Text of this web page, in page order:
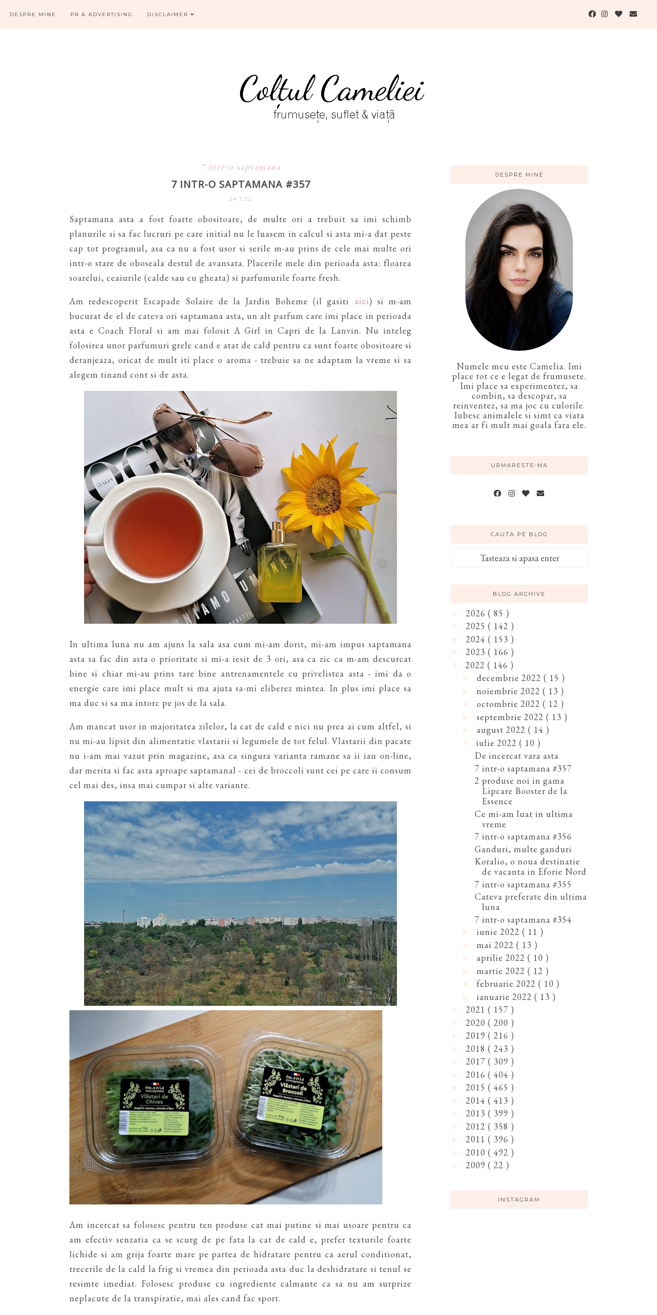
DESPRE MINE PR & ADVERTISING DISCLAIMER
7 intr-o saptamana
7 INTR-O SAPTAMANA #357
24.7.22
Saptamana asta a fost foarte obositoare, de multe ori a trebuit sa imi schimb
planurile si sa fac lucruri pe care initial nu le luasem in calcul si asta mi-a dat peste
cap tot programul, asa ca nu a fost usor si serile m-au prins de cele mai multe ori
intr-o stare de oboseala destul de avansata. Placerile mele din perioada asta: floarea
soarelui, ceaiurile (calde sau cu gheata) si parfumurile foarte fresh.
Am redescoperit Escapade Solaire de la Jardin Boheme (il gasiti aici) si m-am
bucurat de el de cateva ori saptamana asta, un alt parfum care imi place in perioada
asta e Coach Floral si am mai folosit A Girl in Capri de la Lanvin. Nu inteleg
folosirea unor parfumuri grele cand e atat de cald pentru ca sunt foarte obositoare si
deranjeaza, oricat de mult iti place o aroma - trebuie sa ne adaptam la vreme si sa
alegem tinand cont si de asta.
In ultima luna nu am ajuns la sala asa cum mi-am dorit, mi-am impus saptamana
asta sa fac din asta o prioritate si mi-a iesit de 3 ori, asa ca zic ca m-am descurcat
bine si chiar mi-au prins tare bine antrenamentele cu privelistea asta - imi da o
energie care imi place mult si ma ajuta sa-mi eliberez mintea. In plus imi place sa
ma duc si sa ma intorc pe jos de la sala.
Am mancat usor in majoritatea zilelor, la cat de cald e nici nu prea ai cum altfel, si
nu mi-au lipsit din alimentatie vlastarii si legumele de tot felul. Vlastarii din pacate
nu i-am mai vazut prin magazine, asa ca singura varianta ramane sa ii iau on-line,
dar merita si fac asta aproape saptamanal - cei de broccoli sunt cei pe care ii consum
cel mai des, insa mai cumpar si alte variante.
Am incercat sa folosesc pentru ten produse cat mai putine si mai usoare pentru ca
am efectiv senzatia ca se scurg de pe fata la cat de cald e, prefer texturile foarte
lichide si am grija foarte mare pe partea de hidratare pentru ca aerul conditionat,
trecerile de la cald la frig si vremea din perioada asta duc la deshidratare si tenul se
resimte imediat. Folosesc produse cu ingrediente calmante ca sa nu am surprize
neplacute de la transpiratie, mai ales cand fac sport.
DESPRE MINE
Numele meu este Camelia. Imi
place tot ce e legat de frumusete.
Imi place sa experimentez, sa
combin, sa descopar, sa
reinventez, sa ma joc cu culorile.
Iubesc animalele si simt ca viata
mea ar fi mult mai goala fara ele.
URMARESTE-MA
CAUTA PE BLOG
BLOG ARCHIVE
2026 ( 85 )
2025 ( 142 )
2024 ( 153 )
2023 ( 166 )
2022 ( 146 )
decembrie 2022 ( 15 )
noiembrie 2022 ( 13 )
octombrie 2022 ( 12 )
septembrie 2022 ( 13 )
august 2022 ( 14 )
iulie 2022 ( 10 )
De incercat vara asta
7 intr-o saptamana #357
2 produse noi in gama
Lipcare Booster de la
Essence
Ce mi-am luat in ultima
vreme
7 intr-o saptamana #356
Ganduri, multe ganduri
Koralio, o noua destinatie
de vacanta in Eforie Nord
7 intr-o saptamana #355
Cateva preferate din ultima
luna
7 intr-o saptamana #354
iunie 2022 ( 11 )
mai 2022 ( 13 )
aprilie 2022 ( 10 )
martie 2022 ( 12 )
februarie 2022 ( 10 )
ianuarie 2022 ( 13 )
2021 ( 157 )
2020 ( 200 )
2019 ( 216 )
2018 ( 243 )
2017 ( 309 )
2016 ( 404 )
2015 ( 465 )
2014 ( 413 )
2013 ( 399 )
2012 ( 358 )
2011 ( 396 )
2010 ( 492 )
2009 ( 22 )
INSTAGRAM